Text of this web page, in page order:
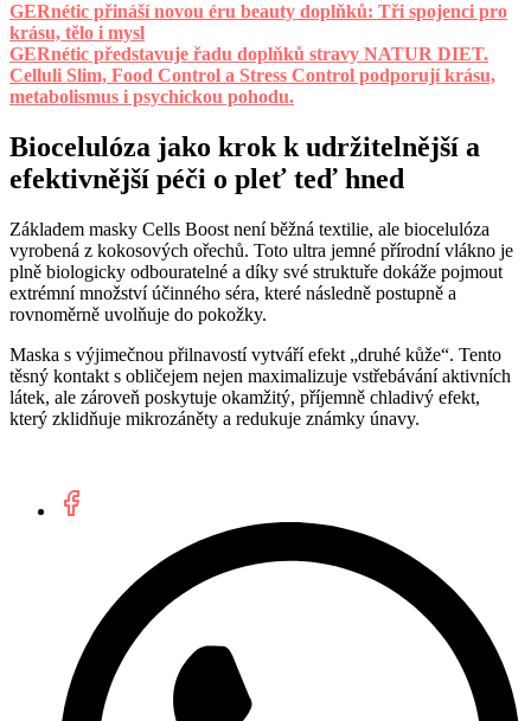
GERnétic přináší novou éru beauty doplňků: Tři spojenci pro
krásu, tělo i mysl
GERnétic představuje řadu doplňků stravy NATUR DIET.
Celluli Slim, Food Control a Stress Control podporují krásu,
metabolismus i psychickou pohodu.
Biocelulóza jako krok k udržitelnější a
efektivnější péči o pleť teď hned
Základem masky Cells Boost není běžná textilie, ale biocelulóza
vyrobená z kokosových ořechů. Toto ultra jemné přírodní vlákno je
plně biologicky odbouratelné a díky své struktuře dokáže pojmout
extrémní množství účinného séra, které následně postupně a
rovnoměrně uvolňuje do pokožky.
Maska s výjimečnou přilnavostí vytváří efekt „druhé kůže“. Tento
těsný kontakt s obličejem nejen maximalizuje vstřebávání aktivních
látek, ale zároveň poskytuje okamžitý, příjemně chladivý efekt,
který zklidňuje mikrozáněty a redukuje známky únavy.